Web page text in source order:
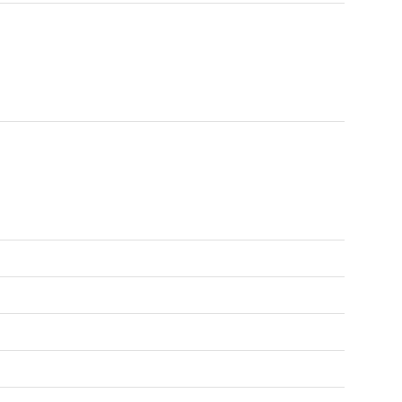
van een indicatie van de
in meetuitkomsten niet volledig uit, door
verkoper en de particuliere koper is niet
is pas sprake van een rechtsgeldige koop als
hebben ondertekend. Dit
van de mondelinge overeenstemming
wordt overigens niet gezien als